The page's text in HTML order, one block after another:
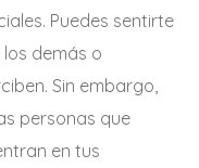
Puedes sentirte
demás o
Sin embargo,
personas que
en tus